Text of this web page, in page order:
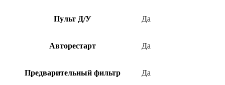
Пульт Д/У Да
Авторестарт Да
Предварительный фильтр Да